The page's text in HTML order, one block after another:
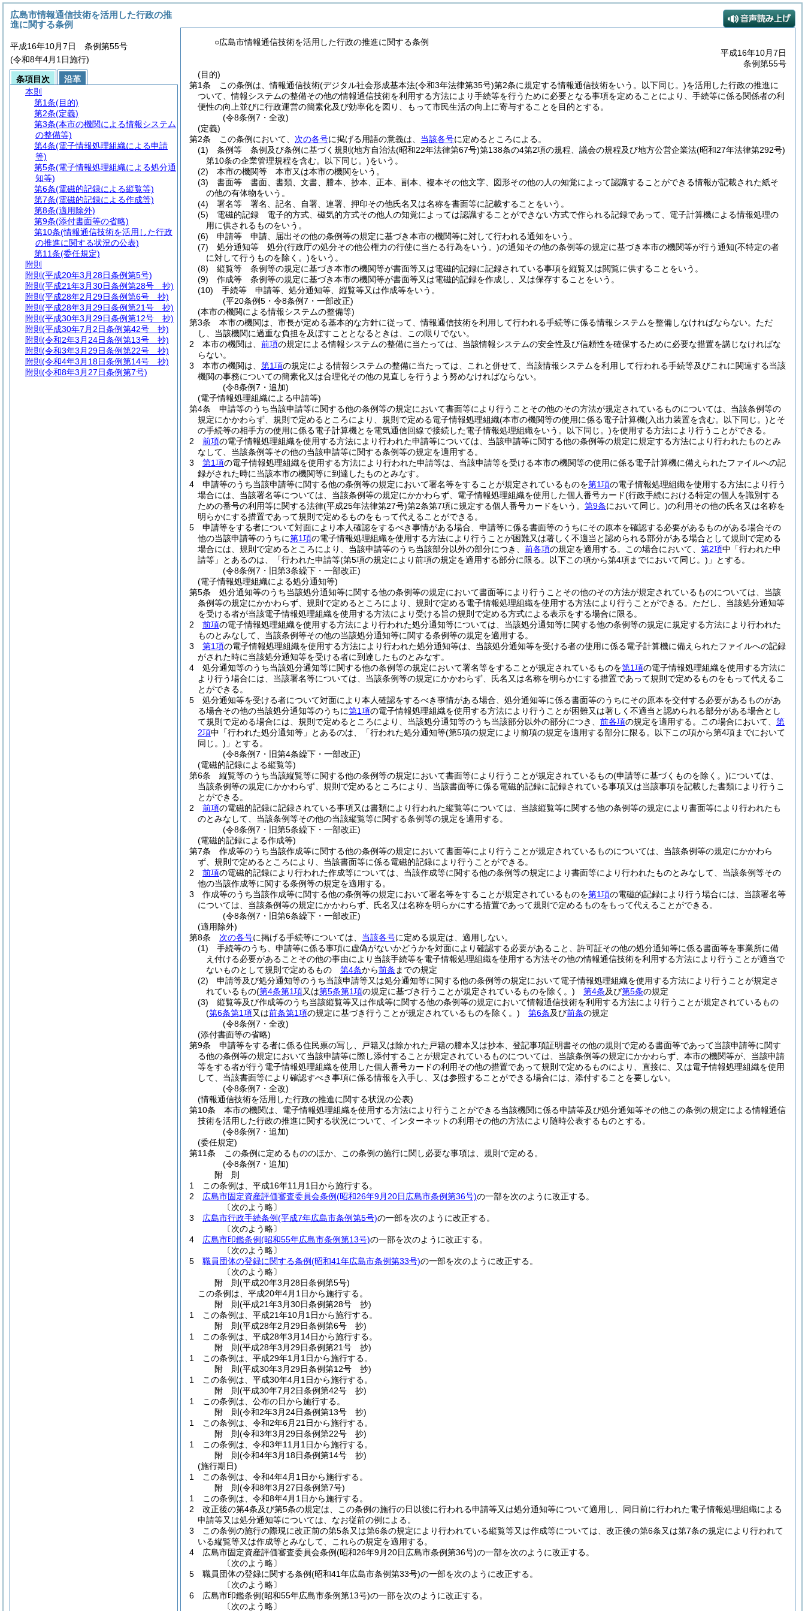
○広島市情報通信技術を活用した行政の推進に関する条例
平成16年10月7日
条例第55号
(目的)
第1条
この条例は、情報通信技術(デジタル社会形成基本法(令和3年法律第35号)第2条に規定する情報通信技術をいう。以下同じ。)を活用した行政の推進に
ついて、情報システムの整備その他の情報通信技術を利用する方法により手続等を行うために必要となる事項を定めることにより、手続等に係る関係者の利
便性の向上並びに行政運営の簡素化及び効率化を図り、もって市民生活の向上に寄与することを目的とする。
(令8条例7・全改)
(定義)
第2条
この条例において、 次の各号に掲げる用語の意義は、 当該各号に定めるところによる。
(1)
条例等 条例及び条例に基づく規則 (地方自治法(昭和22年法律第67号)第138条の4第2項の規程、議会の規程及び地方公営企業法(昭和27年法律第292号)
第10条の企業管理規程を含む。以下同じ。)をいう。
(2)
本市の機関等 本市又は本市の機関をいう。
(3)
書面等 書面、書類、文書、謄本、抄本、正本、副本、複本その他文字、図形その他の人の知覚によって認識することができる情報が記載された紙そ
の他の有体物をいう。
(4)
署名等 署名、記名、自署、連署、押印その他氏名又は名称を書面等に記載することをいう。
(5)
電磁的記録 電子的方式、磁気的方式その他人の知覚によっては認識することができない方式で作られる記録であって、電子計算機による情報処理の
用に供されるものをいう。
(6)
申請等 申請、届出その他の条例等の規定に基づき本市の機関等に対して行われる通知をいう。
(7)
処分通知等 処分(行政庁の処分その他公権力の行使に当たる行為をいう。)の通知その他の条例等の規定に基づき本市の機関等が行う通知(不特定の者
に対して行うものを除く。)をいう。
(8)
縦覧等 条例等の規定に基づき本市の機関等が書面等又は電磁的記録に記録されている事項を縦覧又は閲覧に供することをいう。
(9)
作成等 条例等の規定に基づき本市の機関等が書面等又は電磁的記録を作成し、又は保存することをいう。
(10)
手続等 申請等、処分通知等、縦覧等又は作成等をいう。
(平20条例5・令8条例7・一部改正)
(本市の機関による情報システムの整備等)
第3条
本市の機関は、市長が定める基本的な方針に従って、情報通信技術を利用して行われる手続等に係る情報システムを整備しなければならない。 ただ
し、当該機関に過重な負担を及ぼすこととなるときは、この限りでない。
2
本市の機関は、 前項の規定による情報システムの整備に当たっては、当該情報システムの安全性及び信頼性を確保するために必要な措置を講じなければな
らない。
3
本市の機関は、 第1項の規定による情報システムの整備に当たっては、これと併せて、当該情報システムを利用して行われる手続等及びこれに関連する当該
機関の事務についての簡素化又は合理化その他の見直しを行うよう努めなければならない。
(令8条例7・追加)
(電子情報処理組織による申請等)
第4条
申請等のうち当該申請等に関する他の条例等の規定において書面等により行うことその他のその方法が規定されているものについては、当該条例等の
規定にかかわらず、規則で定めるところにより、規則で定める電子情報処理組織(本市の機関等の使用に係る電子計算機(入出力装置を含む。以下同じ。)とそ
の手続等の相手方の使用に係る電子計算機とを電気通信回線で接続した電子情報処理組織をいう。以下同じ。)を使用する方法により行うことができる。
2
前項の電子情報処理組織を使用する方法により行われた申請等については、当該申請等に関する他の条例等の規定に規定する方法により行われたものとみ
なして、当該条例等その他の当該申請等に関する条例等の規定を適用する。
3
第1項の電子情報処理組織を使用する方法により行われた申請等は、当該申請等を受ける本市の機関等の使用に係る電子計算機に備えられたファイルへの記
録がされた時に当該本市の機関等に到達したものとみなす。
4
申請等のうち当該申請等に関する他の条例等の規定において署名等をすることが規定されているものを第1項の電子情報処理組織を使用する方法により行う
場合には、当該署名等については、当該条例等の規定にかかわらず、電子情報処理組織を使用した個人番号カード(行政手続における特定の個人を識別する
ための番号の利用等に関する法律(平成25年法律第27号)第2条第7項に規定する個人番号カードをいう。 第9条において同じ。)の利用その他の氏名又は名称を
明らかにする措置であって規則で定めるものをもって代えることができる。
5
申請等をする者について対面により本人確認をするべき事情がある場合、申請等に係る書面等のうちにその原本を確認する必要があるものがある場合その
他の当該申請等のうちに第1項の電子情報処理組織を使用する方法により行うことが困難又は著しく不適当と認められる部分がある場合として規則で定める
場合には、規則で定めるところにより、当該申請等のうち当該部分以外の部分につき、 前各項の規定を適用する。 この場合において、 第2項中「行われた申
請等」とあるのは、「行われた申請等(第5項の規定により前項の規定を適用する部分に限る。以下この項から第4項までにおいて同じ。) 」とする。
(令8条例7・旧第3条繰下・一部改正)
(電子情報処理組織による処分通知等)
第5条
処分通知等のうち当該処分通知等に関する他の条例等の規定において書面等により行うことその他のその方法が規定されているものについては、当該
条例等の規定にかかわらず、規則で定めるところにより、規則で定める電子情報処理組織を使用する方法により行うことができる。 ただし、当該処分通知等
を受ける者が当該電子情報処理組織を使用する方法により受ける旨の規則で定める方式による表示をする場合に限る。
2
前項の電子情報処理組織を使用する方法により行われた処分通知等については、当該処分通知等に関する他の条例等の規定に規定する方法により行われた
ものとみなして、当該条例等その他の当該処分通知等に関する条例等の規定を適用する。
3
第1項の電子情報処理組織を使用する方法により行われた処分通知等は、当該処分通知等を受ける者の使用に係る電子計算機に備えられたファイルへの記録
がされた時に当該処分通知等を受ける者に到達したものとみなす。
4
処分通知等のうち当該処分通知等に関する他の条例等の規定において署名等をすることが規定されているものを第1項の電子情報処理組織を使用する方法に
より行う場合には、当該署名等については、当該条例等の規定にかかわらず、氏名又は名称を明らかにする措置であって規則で定めるものをもって代えるこ
とができる。
5
処分通知等を受ける者について対面により本人確認をするべき事情がある場合、処分通知等に係る書面等のうちにその原本を交付する必要があるものがあ
る場合その他の当該処分通知等のうちに第1項の電子情報処理組織を使用する方法により行うことが困難又は著しく不適当と認められる部分がある場合とし
て規則で定める場合には、規則で定めるところにより、当該処分通知等のうち当該部分以外の部分につき、 前各項の規定を適用する。 この場合において、 第
2項中「行われた処分通知等」とあるのは、「行われた処分通知等(第5項の規定により前項の規定を適用する部分に限る。以下この項から第4項までにおいて
同じ。) 」とする。
(令8条例7・旧第4条繰下・一部改正)
(電磁的記録による縦覧等)
第6条
縦覧等のうち当該縦覧等に関する他の条例等の規定において書面等により行うことが規定されているもの(申請等に基づくものを除く。)については、
当該条例等の規定にかかわらず、規則で定めるところにより、当該書面等に係る電磁的記録に記録されている事項又は当該事項を記載した書類により行うこ
とができる。
2
前項の電磁的記録に記録されている事項又は書類により行われた縦覧等については、当該縦覧等に関する他の条例等の規定により書面等により行われたも
のとみなして、当該条例等その他の当該縦覧等に関する条例等の規定を適用する。
(令8条例7・旧第5条繰下・一部改正)
(電磁的記録による作成等)
第7条
作成等のうち当該作成等に関する他の条例等の規定において書面等により行うことが規定されているものについては、当該条例等の規定にかかわら
ず、規則で定めるところにより、当該書面等に係る電磁的記録により行うことができる。
2
前項の電磁的記録により行われた作成等については、当該作成等に関する他の条例等の規定により書面等により行われたものとみなして、当該条例等その
他の当該作成等に関する条例等の規定を適用する。
3
作成等のうち当該作成等に関する他の条例等の規定において署名等をすることが規定されているものを第1項の電磁的記録により行う場合には、当該署名等
については、当該条例等の規定にかかわらず、氏名又は名称を明らかにする措置であって規則で定めるものをもって代えることができる。
(令8条例7・旧第6条繰下・一部改正)
(適用除外)
第8条
次の各号に掲げる手続等については、 当該各号に定める規定は、適用しない。
(1)
手続等のうち、申請等に係る事項に虚偽がないかどうかを対面により確認する必要があること、許可証その他の処分通知等に係る書面等を事業所に備
え付ける必要があることその他の事由により当該手続等を電子情報処理組織を使用する方法その他の情報通信技術を利用する方法により行うことが適当で
ないものとして規則で定めるもの 第4条から前条 までの規定
(2)
申請等及び処分通知等のうち当該申請等又は処分通知等に関する他の条例等の規定において電子情報処理組織を使用する方法により行うことが規定さ
れているもの(第4条第1項又は第5条第1項の規定に基づき行うことが規定されているものを除く。) 第4条及び第5条の規定
(3)
縦覧等及び作成等のうち当該縦覧等又は作成等に関する他の条例等の規定において情報通信技術を利用する方法により行うことが規定されているもの
(第6条第1項又は前条第1項の規定に基づき行うことが規定されているものを除く。) 第6条及び前条の規定
(令8条例7・全改)
(添付書面等の省略)
第9条
申請等をする者に係る住民票の写し、戸籍又は除かれた戸籍の謄本又は抄本、登記事項証明書その他の規則で定める書面等であって当該申請等に関す
る他の条例等の規定において当該申請等に際し添付することが規定されているものについては、当該条例等の規定にかかわらず、本市の機関等が、当該申請
等をする者が行う電子情報処理組織を使用した個人番号カードの利用その他の措置であって規則で定めるものにより、直接に、又は電子情報処理組織を使用
して、当該書面等により確認すべき事項に係る情報を入手し、又は参照することができる場合には、添付することを要しない。
(令8条例7・全改)
(情報通信技術を活用した行政の推進に関する状況の公表)
第10条
本市の機関は、電子情報処理組織を使用する方法により行うことができる当該機関に係る申請等及び処分通知等その他この条例の規定による情報通信
技術を活用した行政の推進に関する状況について、インターネットの利用その他の方法により随時公表するものとする。
(令8条例7・追加)
(委任規定)
第11条
この条例に定めるもののほか、この条例の施行に関し必要な事項は、規則で定める。
(令8条例7・追加)
附 則
1
この条例は、平成16年11月1日から施行する。
2
広島市固定資産評価審査委員会条例(昭和26年9月20日広島市条例第36号)の一部を次のように改正する。
〔次のよう略〕
3
広島市行政手続条例(平成7年広島市条例第5号)の一部を次のように改正する。
〔次のよう略〕
4
広島市印鑑条例(昭和55年広島市条例第13号)の一部を次のように改正する。
〔次のよう略〕
5
職員団体の登録に関する条例(昭和41年広島市条例第33号)の一部を次のように改正する。
〔次のよう略〕
附 則(平成20年3月28日条例第5号)
この条例は、平成20年4月1日から施行する。
附 則(平成21年3月30日条例第28号 抄)
1
この条例は、平成21年10月1日から施行する。
附 則(平成28年2月29日条例第6号 抄)
1
この条例は、平成28年3月14日から施行する。
附 則(平成28年3月29日条例第21号 抄)
1
この条例は、平成29年1月1日から施行する。
附 則(平成30年3月29日条例第12号 抄)
1
この条例は、平成30年4月1日から施行する。
附 則(平成30年7月2日条例第42号 抄)
1
この条例は、公布の日から施行する。
附 則(令和2年3月24日条例第13号 抄)
1
この条例は、令和2年6月21日から施行する。
附 則(令和3年3月29日条例第22号 抄)
1
この条例は、令和3年11月1日から施行する。
附 則(令和4年3月18日条例第14号 抄)
(施行期日)
1
この条例は、令和4年4月1日から施行する。
附 則(令和8年3月27日条例第7号)
1
この条例は、令和8年4月1日から施行する。
2
改正後の第4条及び第5条の規定は、この条例の施行の日以後に行われる申請等又は処分通知等について適用し、同日前に行われた電子情報処理組織による
申請等又は処分通知等については、なお従前の例による。
3
この条例の施行の際現に改正前の第5条又は第6条の規定により行われている縦覧等又は作成等については、改正後の第6条又は第7条の規定により行われて
いる縦覧等又は作成等とみなして、これらの規定を適用する。
4
広島市固定資産評価審査委員会条例(昭和26年9月20日広島市条例第36号)の一部を次のように改正する。
〔次のよう略〕
5
職員団体の登録に関する条例(昭和41年広島市条例第33号)の一部を次のように改正する。
〔次のよう略〕
6
広島市印鑑条例(昭和55年広島市条例第13号)の一部を次のように改正する。
〔次のよう略〕
広島市情報通信技術を活用した行政の推
進に関する条例
平成16年10月7日 条例第55号
(令和8年4月1日施行)
条項目次
沿革
本則
第1条(目的)
第2条(定義)
第3条(本市の機関による情報システム
の整備等)
第4条(電子情報処理組織による申請
等)
第5条(電子情報処理組織による処分通
知等)
第6条(電磁的記録による縦覧等)
第7条(電磁的記録による作成等)
第8条(適用除外)
第9条(添付書面等の省略)
第10条(情報通信技術を活用した行政
の推進に関する状況の公表)
第11条(委任規定)
附則
附則 (平成20年3月28日条例第5号)
附則 (平成21年3月30日条例第28号 抄)
附則 (平成28年2月29日条例第6号 抄)
附則 (平成28年3月29日条例第21号 抄)
附則 (平成30年3月29日条例第12号 抄)
附則 (平成30年7月2日条例第42号 抄)
附則 (令和2年3月24日条例第13号 抄)
附則 (令和3年3月29日条例第22号 抄)
附則 (令和4年3月18日条例第14号 抄)
附則 (令和8年3月27日条例第7号)